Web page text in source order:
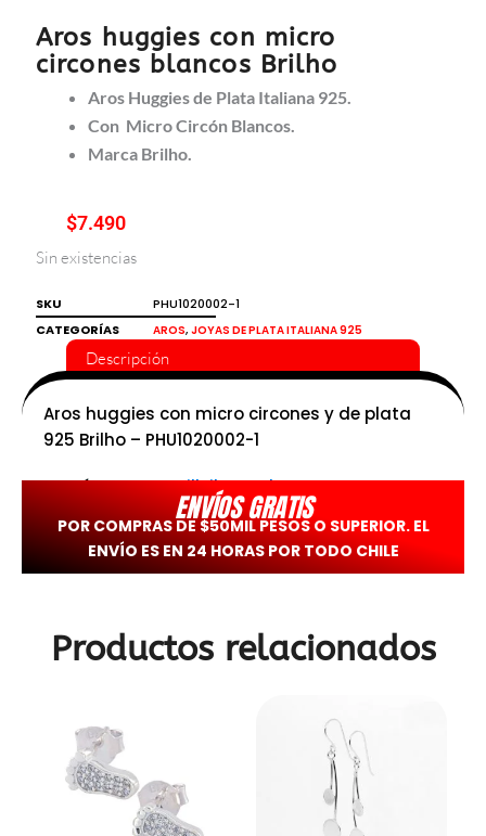
Aros huggies con micro
circones blancos Brilho
Aros Huggies de Plata Italiana 925.
Con Micro Circón Blancos.
Marca Brilho.
$7.490
Sin existencias
SKU
PHU1020002-1
CATEGORÍAS
AROS, JOYAS DE PLATA ITALIANA 925
Descripción
Aros huggies con micro circones y de plata
925 Brilho – PHU1020002-1
-> Más enwww.willyjhons.cl
ENVÍOS GRATIS
POR COMPRAS DE $50MIL PESOS O SUPERIOR. EL
ENVÍO ES EN 24 HORAS POR TODO CHILE
Productos relacionados